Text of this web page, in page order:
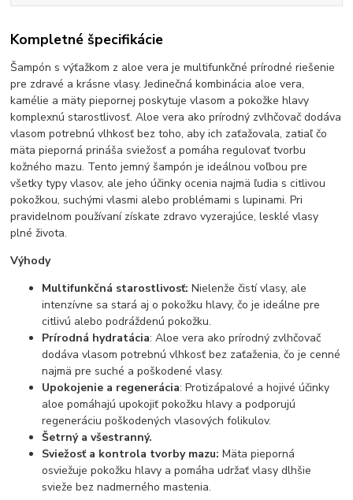
Kompletné špecifikácie
Šampón s výťažkom z aloe vera je multifunkčné prírodné riešenie
pre zdravé a krásne vlasy. Jedinečná kombinácia aloe vera,
kamélie a mäty piepornej poskytuje vlasom a pokožke hlavy
komplexnú starostlivosť. Aloe vera ako prírodný zvlhčovač dodáva
vlasom potrebnú vlhkosť bez toho, aby ich zaťažovala, zatiaľ čo
mäta pieporná prináša sviežosť a pomáha regulovať tvorbu
kožného mazu. Tento jemný šampón je ideálnou voľbou pre
všetky typy vlasov, ale jeho účinky ocenia najmä ľudia s citlivou
pokožkou, suchými vlasmi alebo problémami s lupinami. Pri
pravidelnom používaní získate zdravo vyzerajúce, lesklé vlasy
plné života.
Výhody
Multifunkčná starostlivosť: Nielenže čistí vlasy, ale
intenzívne sa stará aj o pokožku hlavy, čo je ideálne pre
citlivú alebo podráždenú pokožku.
Prírodná hydratácia: Aloe vera ako prírodný zvlhčovač
dodáva vlasom potrebnú vlhkosť bez zaťaženia, čo je cenné
najmä pre suché a poškodené vlasy.
Upokojenie a regenerácia: Protizápalové a hojivé účinky
aloe pomáhajú upokojiť pokožku hlavy a podporujú
regeneráciu poškodených vlasových folikulov.
Šetrný a všestranný.
Sviežosť a kontrola tvorby mazu: Mäta pieporná
osviežuje pokožku hlavy a pomáha udržať vlasy dlhšie
svieže bez nadmerného mastenia.